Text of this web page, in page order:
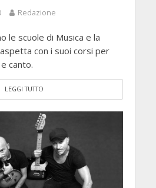
Redazione
le scuole di Musica e la
con i suoi corsi per
e canto.
LEGGI TUTTO